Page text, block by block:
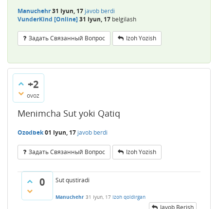
Manuchehr31 Iyun, 17 javob berdi
VunderKind [Online]31 Iyun, 17 belgilash
Задать Связанный Вопрос Izoh Yozish
+2
ovoz
Menimcha Sut yoki Qatiq
Ozodbek01 Iyun, 17 javob berdi
Задать Связанный Вопрос Izoh Yozish
0 Sut qustiradi
Manuchehr 31 Iyun, 17 Izoh qoldirgan
Javob Berish